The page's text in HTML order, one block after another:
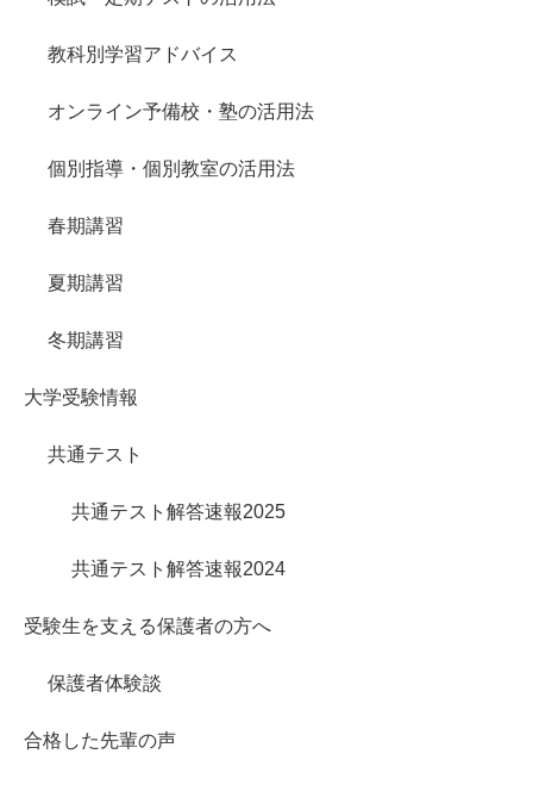
教科別学習アドバイス
オンライン予備校・塾の活用法
個別指導・個別教室の活用法
春期講習
夏期講習
冬期講習
大学受験情報
共通テスト
共通テスト解答速報2025
共通テスト解答速報2024
受験生を支える保護者の方へ
保護者体験談
合格した先輩の声